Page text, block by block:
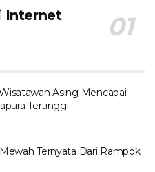
Internet
Asing Mencapai
Tertinggi
Ternyata Dari Rampok